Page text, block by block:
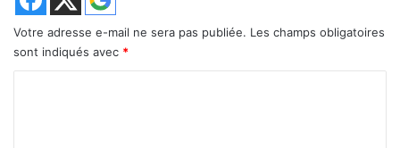
Votre adresse e-mail ne sera pas publiée. Les champs obligatoires
sont indiqués avec *